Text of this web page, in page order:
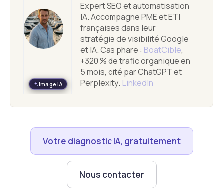
Image IA
Expert SEO et automatisation
IA. Accompagne PME et ETI
françaises dans leur
stratégie de visibilité Google
et IA. Cas phare : BoatCible,
+320 % de trafic organique en
5 mois, cité par ChatGPT et
Perplexity. LinkedIn
Votre diagnostic IA, gratuitement
Nous contacter